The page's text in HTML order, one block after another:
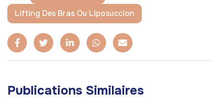
Lifting Des Bras Ou Liposuccion
Publications Similaires